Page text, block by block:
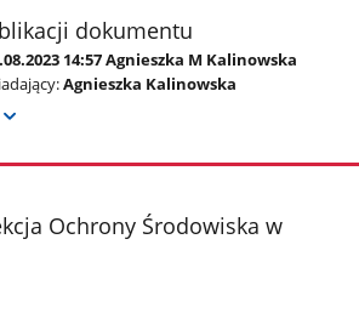
dokumentu
14:57 Agnieszka M Kalinowska
Agnieszka Kalinowska
Ochrony Środowiska w